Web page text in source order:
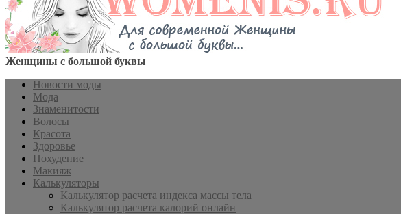
Женщины с большой буквы
Новости моды
Мода
Знаменитости
Волосы
Красота
Здоровье
Похудение
Макияж
Калькуляторы
Калькулятор расчета индекса массы тела
Калькулятор расчета калорий онлайн